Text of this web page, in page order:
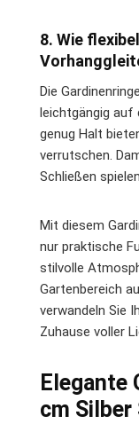
8. Wie
Die
leichtgängig auf
genug Halt
verrutschen.
Schließen
Mit diesem
nur praktische
stilvolle
Gartenbereich
verwandeln Sie
Zuhause voller
Elegante
cm Silber